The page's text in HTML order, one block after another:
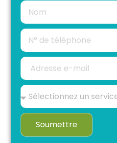
Soumettre